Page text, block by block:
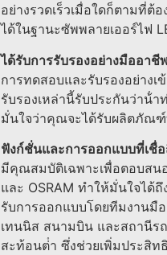
อย่างรวดเร็วเมื่อใดก็ตามที่ต้
ได้ในฐานะซัพพลายเออร์ไฟ
ได้รับการรับรองอย่างมืออาชี
การทดสอบและรับรองอย่าง
รับรองเหล่านี้รับประกันว่าน้ํ
มั่นใจว่าคุณจะได้รับผลิตภัณฑ์
ฟังก์ชั่นและการออกแบบที่เชื่
มีคุณสมบัติเฉพาะเพื่อตอบสน
และ OSRAM ทําให้มั่นใจได้
รับการออกแบบโดยทีมงานมื
เทนนิส สนามบิน และสถานีร
สะท้อนต่ํา ซึ่งช่วยเพิ่มประสิ